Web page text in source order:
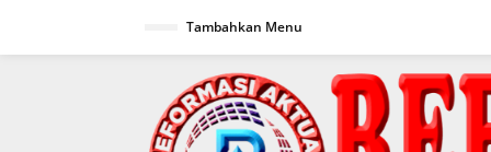
Tambahkan Menu